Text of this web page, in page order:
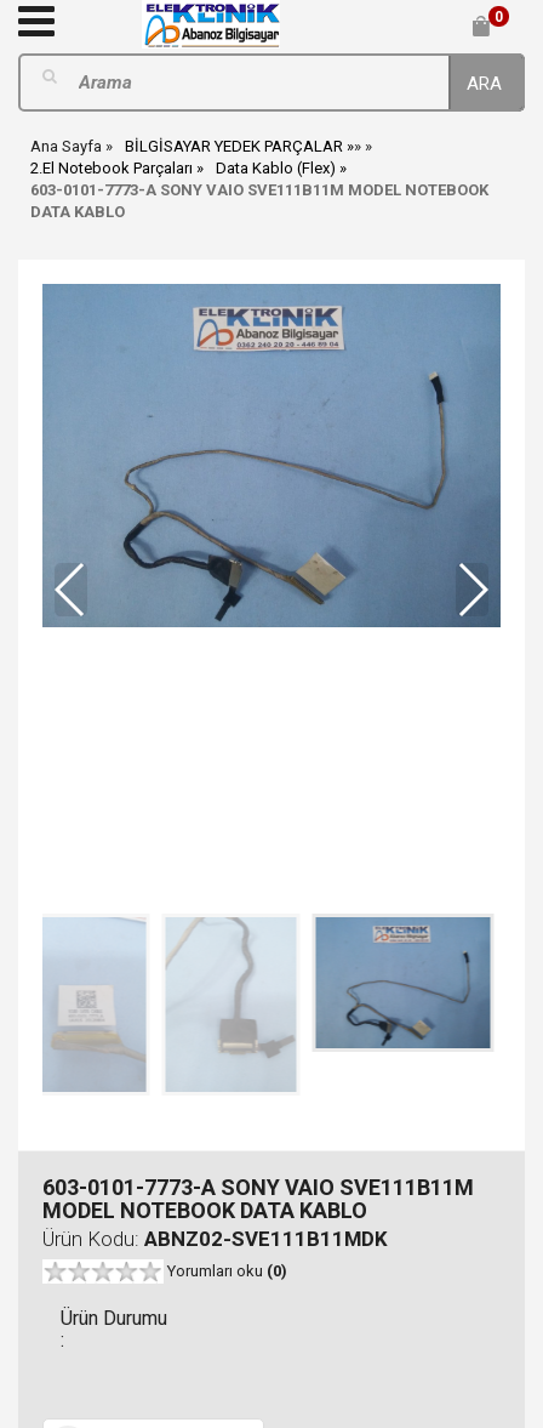
0
ARA
Ana Sayfa BİLGİSAYAR YEDEK PARÇALAR
»
2.El Notebook Parçaları
»
Data Kablo (Flex)
603-0101-7773-A SONY VAIO SVE111B11M MODEL NOTEBOOK
DATA KABLO
603-0101-7773-A SONY VAIO SVE111B11M
MODEL NOTEBOOK DATA KABLO
Ürün Kodu: ABNZ02-SVE111B11MDK
Yorumları oku (0)
Ürün Durumu
: